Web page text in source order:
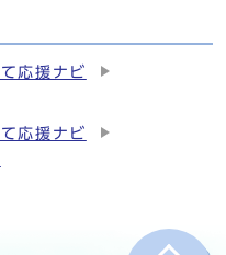
応援ナビ
応援ナビ